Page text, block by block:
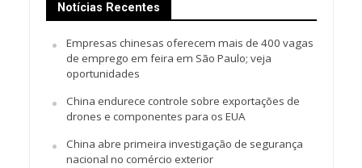
Notícias Recentes
Empresas chinesas oferecem mais de 400 vagas
de emprego em feira em São Paulo; veja
oportunidades
China endurece controle sobre exportações de
drones e componentes para os EUA
China abre primeira investigação de segurança
nacional no comércio exterior